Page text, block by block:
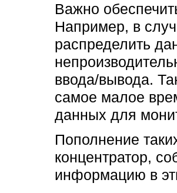
Важно
Например, в
распределить
ввода/вывода.
самое малое
данных для
Пополнение
концентратор,
информацию в